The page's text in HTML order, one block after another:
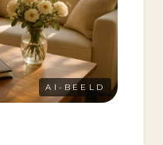
AI-BEELD